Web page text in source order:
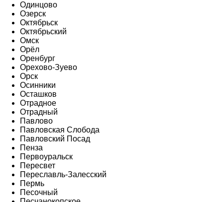
Одинцово
Озерск
Октябрьск
Октябрьский
Омск
Орёл
Оренбург
Орехово-Зуево
Орск
Осинники
Осташков
Отрадное
Отрадный
Павлово
Павловская Слобода
Павловский Посад
Пенза
Первоуральск
Пересвет
Переславль-Залесский
Пермь
Песочный